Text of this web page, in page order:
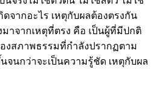
จากอะไร เหตุกับผลต้องตรงกัน
าจากเหตุที่ตรง คือ เป็นผู้ที่มีปกติ
สภาพธรรมที่กำลังปรากฏตาม
จนกว่าจะเป็นความรู้ชัด เหตุกับผล